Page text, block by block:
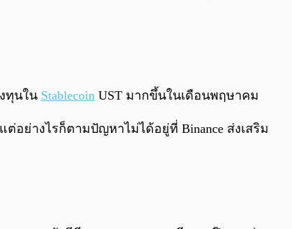
ทุนใน Stablecoin UST มากขึ้นในเดือนพฤษาคม
อย่างไรก็ตามปัญหาไม่ได้อยู่ที่ Binance ส่งเสริม